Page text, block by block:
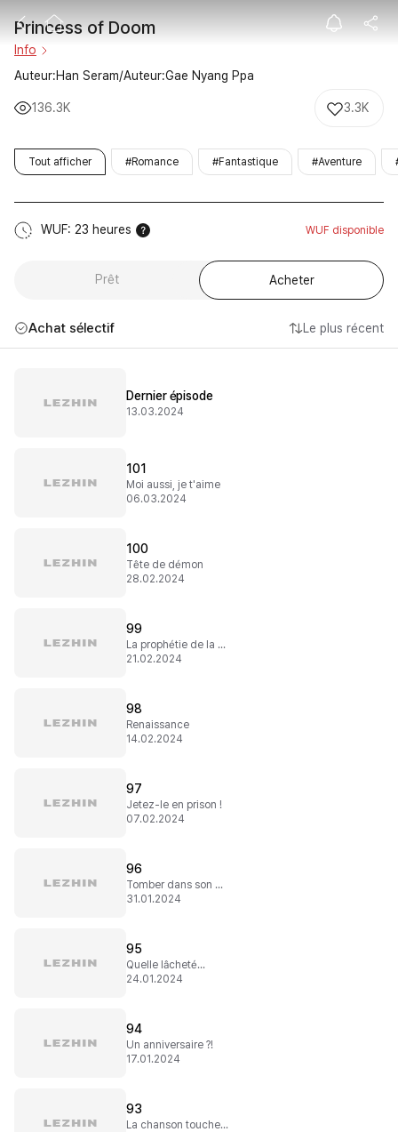
Princess of
Princess of Doom
Info
Auteur:Han Seram/Auteur:Gae Nyang Ppa
136.3K 3.3K
Tout afficher #Romance #Fantastique #Aventure
WUF: 23 heures WUF disponible
Prêt Acheter
Achat sélectif Le plus récent
Dernier épisode
13.03.2024
101
Moi aussi, je t'aime
06.03.2024
100
Tête de démon
28.02.2024
99
La prophétie de la destruction
21.02.2024
98
Renaissance
14.02.2024
97
Jetez-le en prison !
07.02.2024
96
Tomber dans son piège
31.01.2024
95
Quelle lâcheté...
24.01.2024
94
Un anniversaire ?!
17.01.2024
93
La chanson touche à sa fin